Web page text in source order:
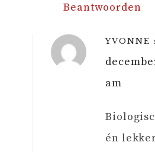
Beantwoorden
YVONNE
am
én